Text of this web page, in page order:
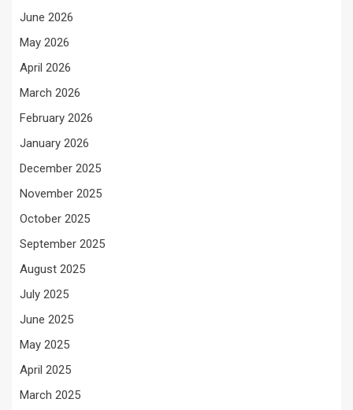
June 2026
May 2026
April 2026
March 2026
February 2026
January 2026
December 2025
November 2025
October 2025
September 2025
August 2025
July 2025
June 2025
May 2025
April 2025
March 2025